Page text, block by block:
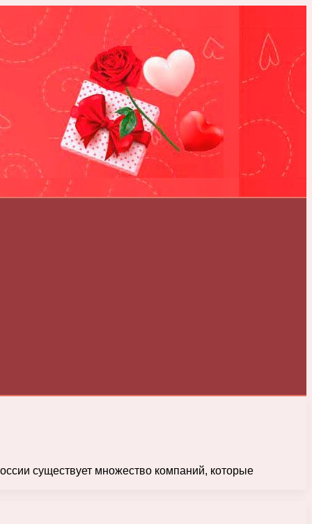
существует множество компаний, которые